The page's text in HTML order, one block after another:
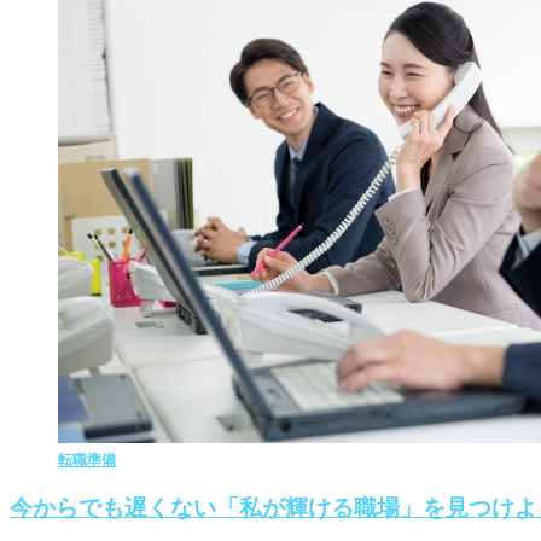
転職準備
今からでも遅くない「私が輝ける職場」を見つけ